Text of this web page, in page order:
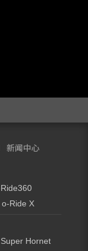
新闻中心
o-Ride X
Super Hornet